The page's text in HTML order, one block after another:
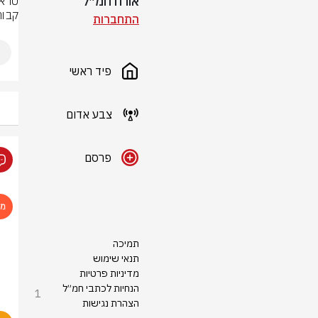
התחברות
פיד ראשי
צבע אדום
פרסם
תמיכה
תנאי שימוש
מדיניות פרטיות
הנחיות לכתבי חמ״ל
הצהרת נגישות
1